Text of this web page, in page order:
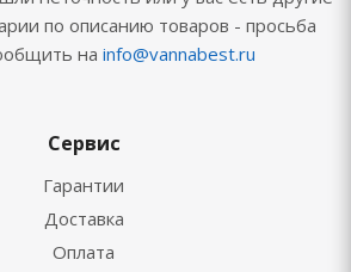
по описанию товаров - просьба
на info@vannabest.ru
Сервис
Гарантии
Доставка
Оплата